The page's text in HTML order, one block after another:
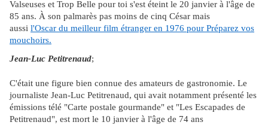
Valseuses et Trop Belle pour toi s'est éteint le 20 janvier à l'âge de
85 ans. À son palmarès pas moins de cinq César mais
aussi l'Oscar du meilleur film étranger en 1976 pour Préparez vos
mouchoirs.
Jean-Luc Petitrenaud;
C'était une figure bien connue des amateurs de gastronomie. Le
journaliste Jean-Luc Petitrenaud, qui avait notamment présenté les
émissions télé "Carte postale gourmande" et "Les Escapades de
Petitrenaud", est mort le 10 janvier à l'âge de 74 ans